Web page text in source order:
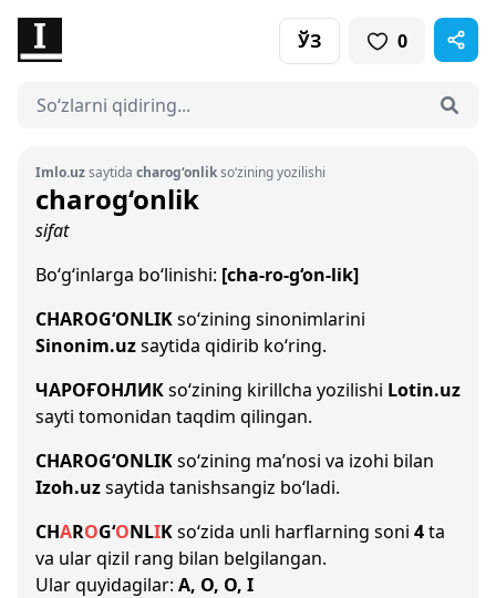
ЎЗ 0
Imlo.uzsaytida charog‘onlikso‘zining yozilishi
charog‘onlik
sifat
Bo‘g‘inlarga bo‘linishi: [cha-ro-g‘on-lik]
CHAROG‘ONLIKso‘zining sinonimlarini
Sinonim.uzsaytida qidirib ko‘ring.
ЧАРОҒОНЛИКso‘zining kirillcha yozilishi Lotin.uz
sayti tomonidan taqdim qilingan.
CHAROG‘ONLIKso‘zining ma’nosi va izohi bilan
Izoh.uzsaytida tanishsangiz bo‘ladi.
CHAROG‘ONLIKso‘zida unli harflarning soni 4ta
va ular qizil rang bilan belgilangan.
Ular quyidagilar: A, O, O, I